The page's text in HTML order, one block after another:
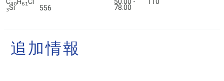
C30 H 61Cl
3Si 556
50.00 -
78.00
110
追加情報